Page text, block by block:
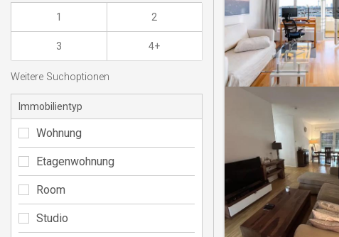
1 2
3 4+
Weitere Suchoptionen
Immobilientyp
Wohnung
Etagenwohnung
Room
Studio